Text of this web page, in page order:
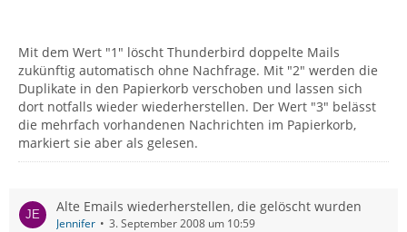
Mit dem Wert "1" löscht Thunderbird doppelte Mails
zukünftig automatisch ohne Nachfrage. Mit "2" werden die
Duplikate in den Papierkorb verschoben und lassen sich
dort notfalls wieder wiederherstellen. Der Wert "3" belässt
die mehrfach vorhandenen Nachrichten im Papierkorb,
markiert sie aber als gelesen.
Alte Emails wiederherstellen, die gelöscht wurden
Jennifer 3. September 2008 um 10:59